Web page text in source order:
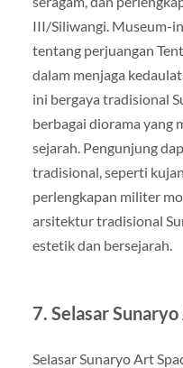
III/Siliwangi. Museum-
tentang perjuangan
dalam menjaga
ini bergaya tradisional
berbagai diorama yang
sejarah. Pengunjung
tradisional, seperti
perlengkapan militer
arsitektur tradisional
estetik dan bersejarah.
7. Selasar
Selasar Sunaryo Art